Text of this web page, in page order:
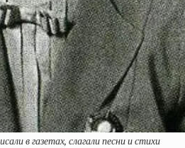
в газетах, слагали песни и стихи